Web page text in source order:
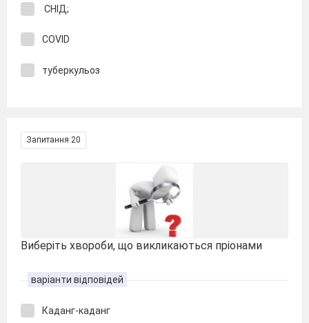
СНІД;
COVID
туберкульоз
Запитання 20
Виберіть хвороби, що викликаються пріонами
варіанти відповідей
Каданг-каданг